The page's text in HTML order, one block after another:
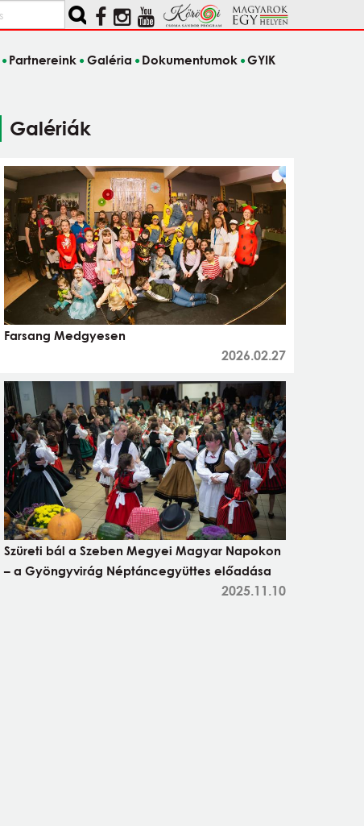
Partnereink Galéria Dokumentumok GYIK
Galériák
Farsang Medgyesen
2026.02.27
Szüreti bál a Szeben Megyei Magyar Napokon
– a Gyöngyvirág Néptáncegyüttes előadása
2025.11.10